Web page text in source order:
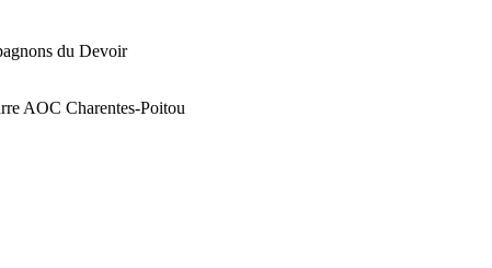
du Devoir
AOC Charentes-Poitou